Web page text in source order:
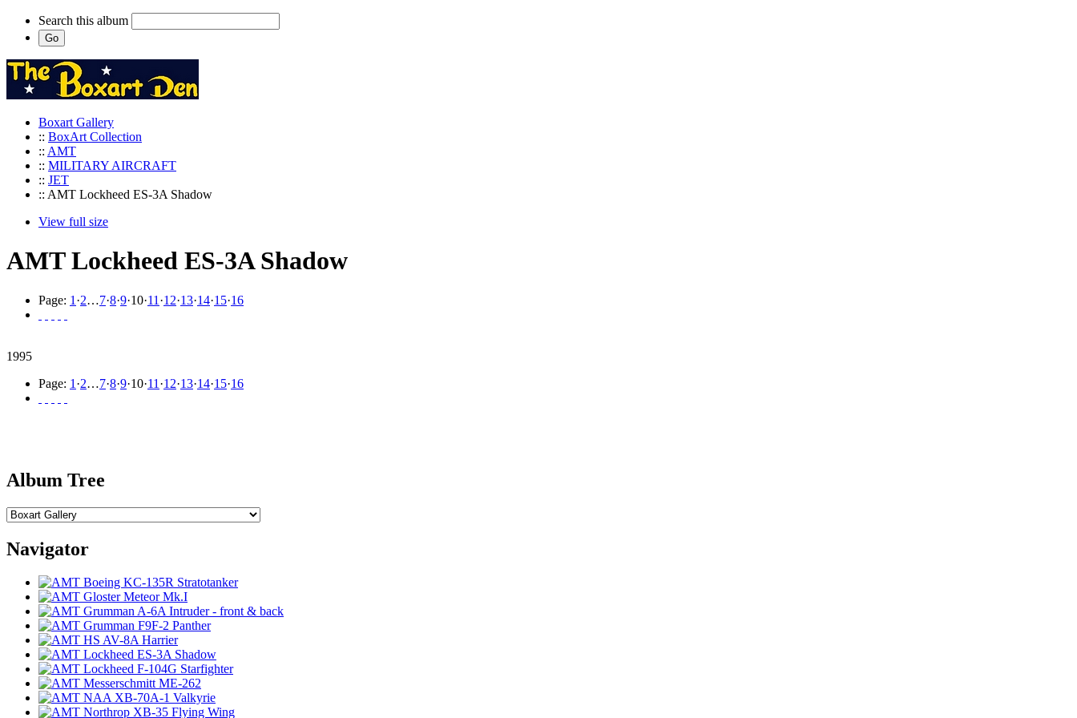
Search this album
Boxart Gallery
:: BoxArt Collection
:: AMT
:: MILITARY AIRCRAFT
:: JET
:: AMT Lockheed ES-3A Shadow
View full size
AMT Lockheed ES-3A Shadow
Page: 1 ·2…7·8·9·10·11 ·12·13·14·15·16
1995
Page: 1 ·2…7·8·9·10·11 ·12·13·14·15·16
Album Tree
Navigator